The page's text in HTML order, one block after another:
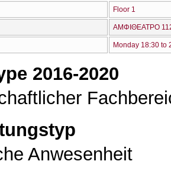
Floor 1
ΑΜΦΙΘΕΑΤΡΟ
Monday 18:30 to
2016-2020
Anwesenheit